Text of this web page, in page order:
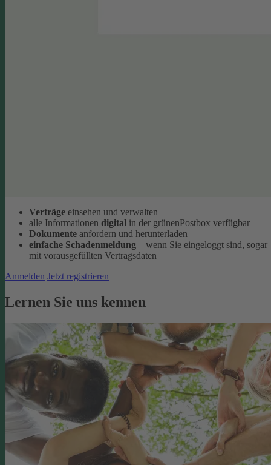
Verträge einsehen und verwalten
alle Informationen digital in der grünenPostbox verfügbar
Dokumente anfordern und herunterladen
einfache Schadenmeldung – wenn Sie eingeloggt sind, sogar
mit vorausgefüllten Vertragsdaten
Anmelden Jetzt registrieren
Lernen Sie uns kennen